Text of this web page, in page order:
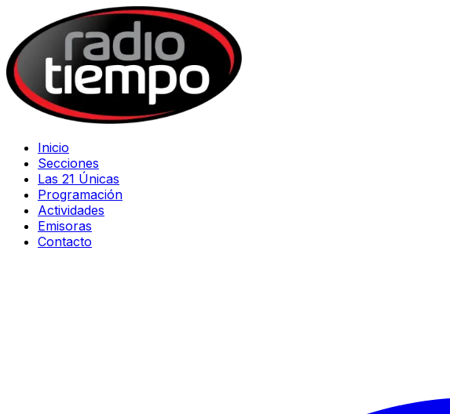
Inicio
Secciones
Las 21 Únicas
Programación
Actividades
Emisoras
Contacto